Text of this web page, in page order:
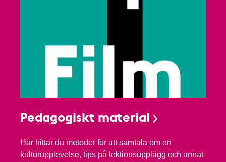
Pedagogiskt material
Här hittar du metoder för att samtala om en
kulturupplevelse, tips på lektionsupplägg och annat